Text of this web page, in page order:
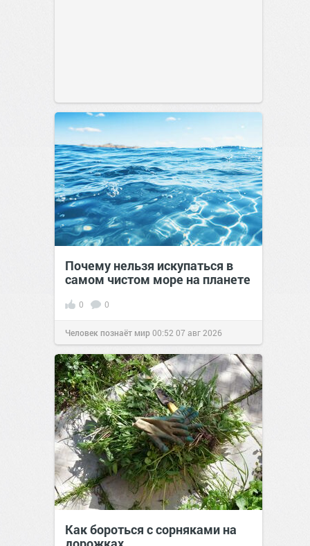
Почему нельзя искупаться в
самом чистом море на планете
0 0
Человек познаёт мир00:52 07 авг 2026
Как бороться с сорняками на